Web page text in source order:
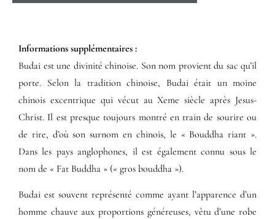
Informations supplémentaires​ :​
Budai est une divinité chinoise. Son nom provient du sac qu’il
porte. Selon la tradition chinoise, Budai était un moine
chinois excentrique qui vécut au Xeme siècle après Jesus-
Christ. Il est presque toujours montré en train de sourire ou
de rire, d’où son surnom en chinois, le « Bouddha riant ».
Dans les pays anglophones, il est également connu sous le
nom de « Fat Buddha » (« gros bouddha »).
Budai est souvent représenté comme ayant l’apparence d’un
homme chauve aux proportions généreuses, vêtu d’une robe